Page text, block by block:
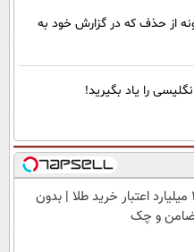
از حذف که در گزارش خود به
را یاد بگیرید!
۱ میلیارد اعتبار خرید طلا | بدون
و چک